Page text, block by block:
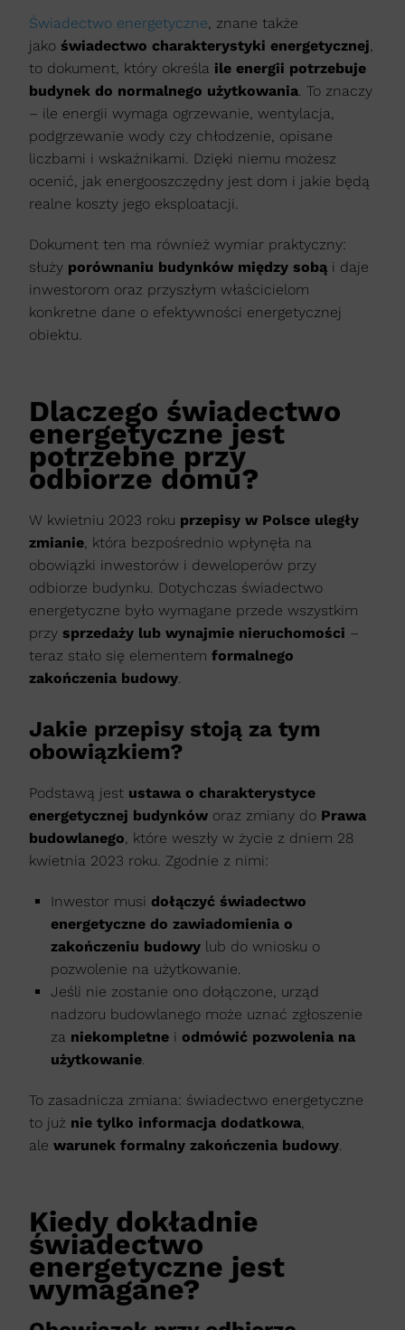
Świadectwo energetyczne , znane także
jako świadectwo charakterystyki energetycznej
to dokument, który określa ile energii potrzebuje
budynek do normalnego użytkowania . To znaczy
– ile energii wymaga ogrzewanie, wentylacja,
podgrzewanie wody czy chłodzenie, opisane
liczbami i wskaźnikami. Dzięki niemu możesz
ocenić, jak energooszczędny jest dom i jakie będą
realne koszty jego eksploatacji.
Dokument ten ma również wymiar praktyczny:
służy porównaniu budynków między sobą i daje
inwestorom oraz przyszłym właścicielom
konkretne dane o efektywności energetycznej
obiektu.
Dlaczego świadectwo
energetyczne jest
potrzebne przy
odbiorze domu?
W kwietniu 2023 roku przepisy w Polsce uległy
zmianie , która bezpośrednio wpłynęła na
obowiązki inwestorów i deweloperów przy
odbiorze budynku. Dotychczas świadectwo
energetyczne było wymagane przede wszystkim
przy sprzedaży lub wynajmie nieruchomości –
teraz stało się elementem formalnego
zakończenia budowy
Jakie przepisy stoją za tym
obowiązkiem?
Podstawą jest ustawa o charakterystyce
energetycznej budynków oraz zmiany do Prawa
budowlanego , które weszły w życie z dniem 28
kwietnia 2023 roku. Zgodnie z nimi:
Inwestor musi dołączyć świadectwo
energetyczne do zawiadomienia o
zakończeniu budowy lub do wniosku o
pozwolenie na użytkowanie.
Jeśli nie zostanie ono dołączone, urząd
nadzoru budowlanego może uznać zgłoszenie
za niekompletne i odmówić pozwolenia na
użytkowanie
To zasadnicza zmiana: świadectwo energetyczne
to już nie tylko informacja dodatkowa
ale warunek formalny zakończenia budowy
Kiedy dokładnie
świadectwo
energetyczne jest
wymagane?